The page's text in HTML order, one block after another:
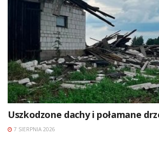
Uszkodzone dachy i połamane
7 SIERPNIA 2026